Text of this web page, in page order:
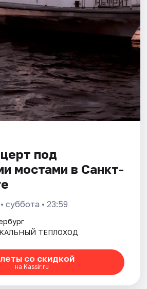
под
мостами в Санкт-
• суббота • 23:59
ТЕПЛОХОД
со скидкой
на Kassir.ru